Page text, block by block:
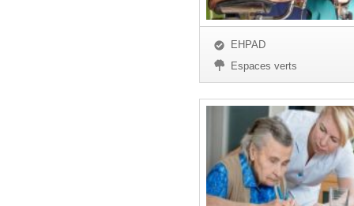
EHPAD
Espaces verts